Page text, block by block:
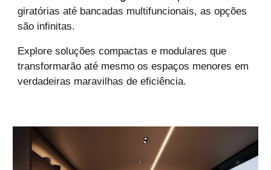
giratórias até bancadas multifuncionais, as opções
são infinitas.
Explore soluções compactas e modulares que
transformarão até mesmo os espaços menores em
verdadeiras maravilhas de eficiência.